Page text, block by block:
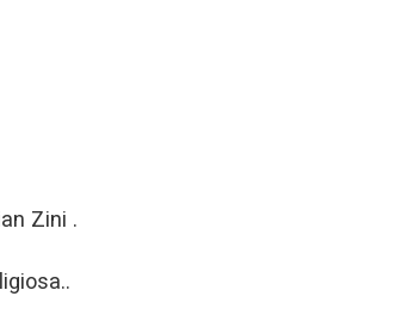
Zini .